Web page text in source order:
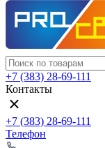
+7 (383) 28-69-111
Контакты
+7 (383) 28-69-111
Телефон